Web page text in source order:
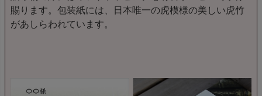
賜ります。包装紙には、日本唯一の虎模様の美しい虎竹
があしらわれています。